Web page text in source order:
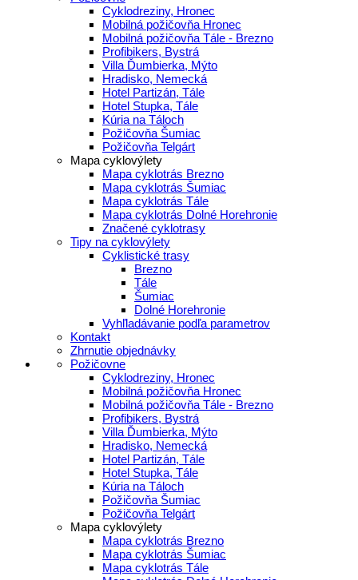
Cyklodreziny, Hronec
Mobilná požičovňa Hronec
Mobilná požičovňa Tále - Brezno
Profibikers, Bystrá
Villa Ďumbierka, Mýto
Hradisko, Nemecká
Hotel Partizán, Tále
Hotel Stupka, Tále
Kúria na Táloch
Požičovňa Šumiac
Požičovňa Telgárt
Mapa cyklovýlety
Mapa cyklotrás Brezno
Mapa cyklotrás Šumiac
Mapa cyklotrás Tále
Mapa cyklotrás Dolné Horehronie
Značené cyklotrasy
Tipy na cyklovýlety
Cyklistické trasy
Brezno
Tále
Šumiac
Dolné Horehronie
Vyhľladávanie podľa parametrov
Kontakt
Zhrnutie objednávky
Požičovne
Cyklodreziny, Hronec
Mobilná požičovňa Hronec
Mobilná požičovňa Tále - Brezno
Profibikers, Bystrá
Villa Ďumbierka, Mýto
Hradisko, Nemecká
Hotel Partizán, Tále
Hotel Stupka, Tále
Kúria na Táloch
Požičovňa Šumiac
Požičovňa Telgárt
Mapa cyklovýlety
Mapa cyklotrás Brezno
Mapa cyklotrás Šumiac
Mapa cyklotrás Tále